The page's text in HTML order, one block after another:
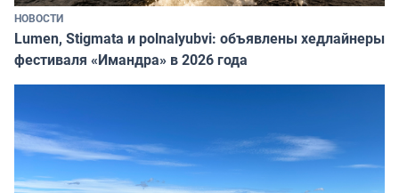
НОВОСТИ
Lumen, Stigmata и polnalyubvi: объявлены хедлайнеры
фестиваля «Имандра» в 2026 года